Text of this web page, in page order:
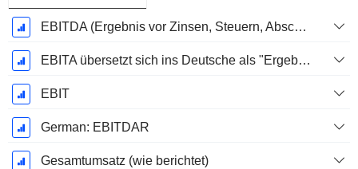
EBITDA (Ergebnis vor Zinsen, Steuern, Abschreibungen auf immaterielle Vermögenswerte und Sachanlagen)
EBITA übersetzt sich ins Deutsche als "Ergebnis vor Zinsen, Steuern und Abschreibungen".
EBIT
German: EBITDAR
Gesamtumsatz (wie berichtet)